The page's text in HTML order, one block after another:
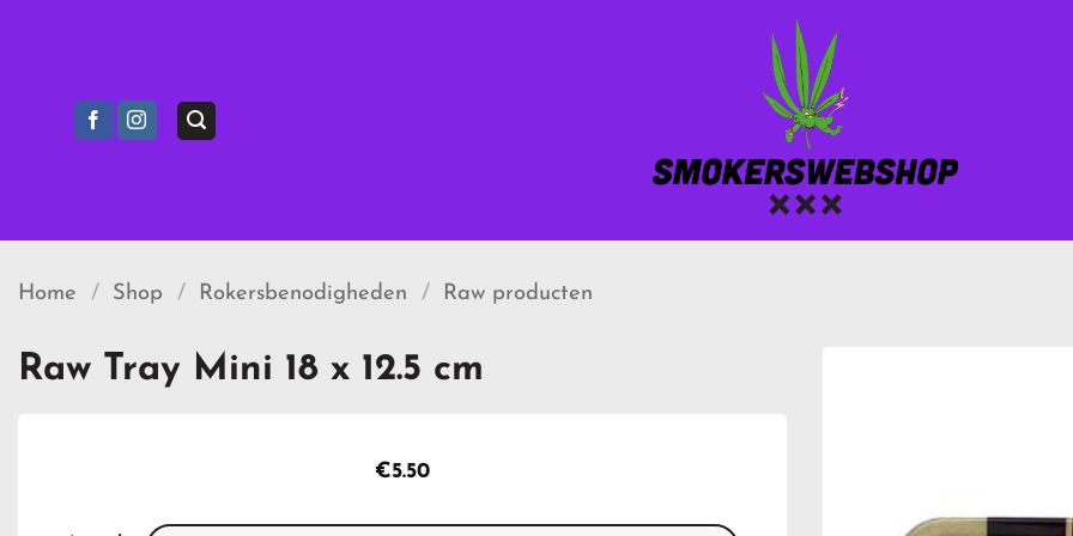
Home / Shop / Rokersbenodigheden / Raw producten
Raw Tray Mini 18 x 12.5 cm
€5.50